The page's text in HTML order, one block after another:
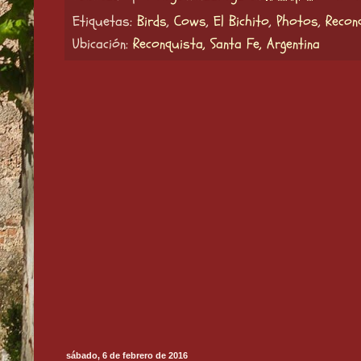
Etiquetas: Birds, Cows, El Bichito, Photos,
Ubicación: Reconquista, Santa Fe, Argentina
sábado, 6 de febrero de 2016